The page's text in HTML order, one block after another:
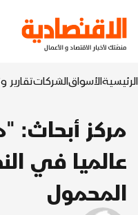
الرئيسيةالأسواقالشركاتتقارير
مركز أبحاث:
عالميا في
المحمول